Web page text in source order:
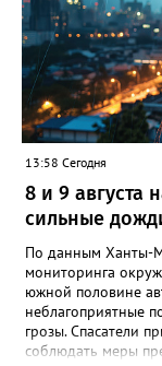
полицию", -
13:58 Сегодня
8 и 9 августа
сильные
По данным Ханты-
мониторинга
южной половине
неблагоприятные
грозы. Спасатели
соблюдать меры